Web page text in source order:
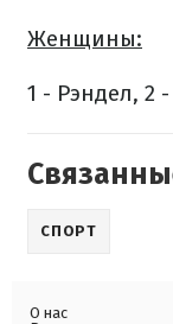
Женщины:
1 - Рэндел, 2
СПОРТ
О нас